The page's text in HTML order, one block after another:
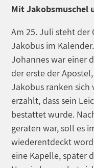
Mit Jakobsmuschel
Am 25. Juli steht der
Jakobus im
Johannes war einer
der erste der
Jakobus ranken sich
erzählt, dass sein
bestattet wurde.
geraten war, soll es
wiederentdeckt
eine Kapelle, später